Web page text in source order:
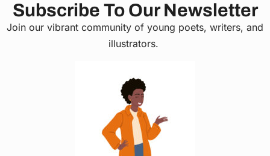
Subscribe To Our Newsletter
Join our vibrant community of young poets, writers, and
illustrators.